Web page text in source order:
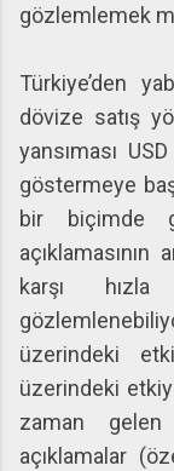
gözlemlemek
Türkiye’den
dövize satış
yansıması
göstermeye
bir biçimde
karşı hızla
üzerindeki
üzerindeki
zaman
açıklamalar